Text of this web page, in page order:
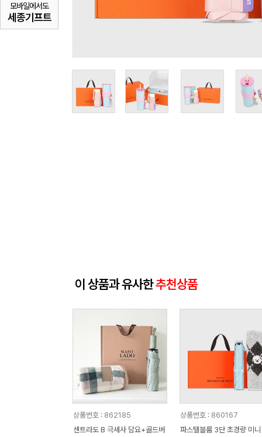
모바일에서도
세종기프트
이 상품과 유사한추천상품
상품번호 : 862185
센트라도 B 극세사 담요+골드버
상품번호 : 860167
파스텔블룸 3단 초경량 미니